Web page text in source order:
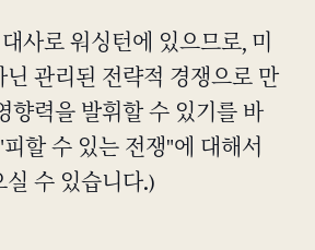
사로 워싱턴에 있으므로, 미
관리된 전략적 경쟁으로 만
향력을 발휘할 수 있기를 바
할 수 있는 전쟁"에 대해서
실 수 있습니다.)